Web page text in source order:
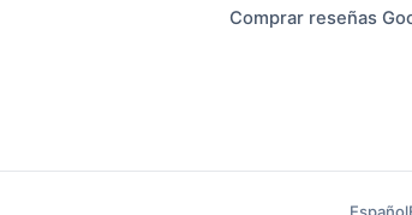
Comprar reseñas